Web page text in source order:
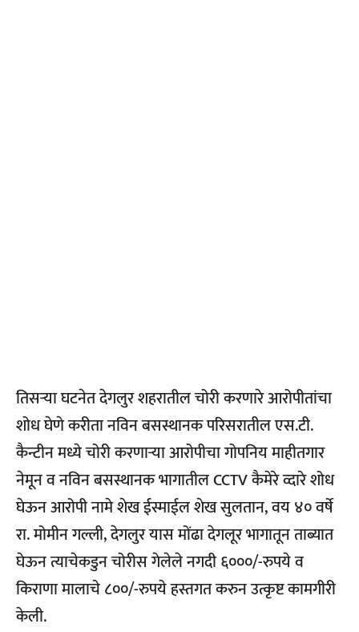
तिसऱ्या घटनेत देगलुर शहरातील चोरी करणारे आरोपीतांचा
शोध घेणे करीता नविन बसस्थानक परिसरातील एस.टी.
कैन्टीन मध्ये चोरी करणाऱ्या आरोपीचा गोपनिय माहीतगार
नेमून व नविन बसस्थानक भागातील CCTV कैमेरे व्दारे शोध
घेऊन आरोपी नामे शेख ईस्माईल शेख सुलतान, वय ४० वर्षे
रा. मोमीन गल्ली, देगलुर यास मोंढा देगलूर भागातून ताब्यात
घेऊन त्याचेकडुन चोरीस गेलेले नगदी ६०००/-रुपये व
किराणा मालाचे ८००/-रुपये हस्तगत करुन उत्कृष्ट कामगीरी
केली.